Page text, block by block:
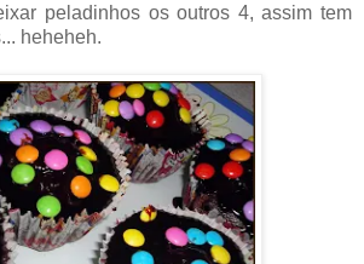
peladinhos os outros 4, assim tem
heheheh.